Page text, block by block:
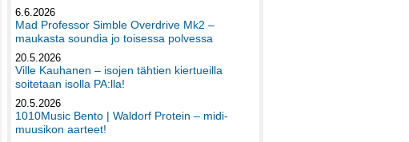
6.6.2026
Mad Professor Simble Overdrive Mk2 –
maukasta soundia jo toisessa polvessa
20.5.2026
Ville Kauhanen – isojen tähtien kiertueilla
soitetaan isolla PA:lla!
20.5.2026
1010Music Bento | Waldorf Protein – midi-
muusikon aarteet!